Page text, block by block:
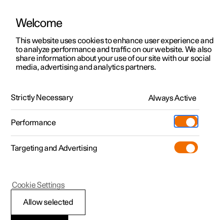
Polestar 2
Polestar 3
Polestar 4
Pre-owned
Shop
Meer
Testrit
Aanbiedingen voor
Testrit
Aanbiedingen voor
Polestar 4 coupé
Ontdek Polestar 4
Testrit
Bekijk onze stockwagens
Aanbiedingen voor
Ontdek Polestar 5
Over pre-owned
Pre-owned aanbiedingen
Aanbiedingen voor particulieren
Aanbiedingen voor
professionelen
Bekijk onze stockwagens
Configureer
Pre-owned
Testrit
Additionals
(Opent in een nieuw venster)
Experiences
Ontmoet ons
Servicepunten
Opladen
Support
HandleidingVideogalerijSoftware-updates
Kinderveiligheid
Polestar 3
Kinderzitjes
Welcome
This website uses cookies to enhance user experience and
to analyze performance and traffic on our website. We also
share information about your use of our site with our social
media, advertising and analytics partners.
Strictly Necessary Always Active
Performance
Targeting and Advertising
Allow selected
Cookie Settings